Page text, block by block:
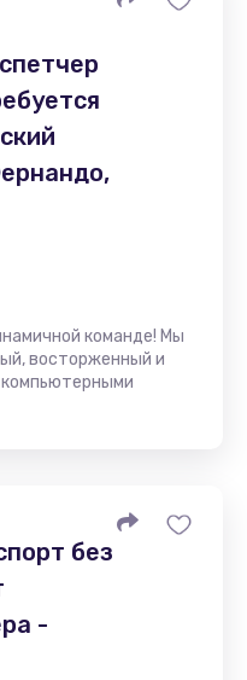
команде! Мы
восторженный и
без
-